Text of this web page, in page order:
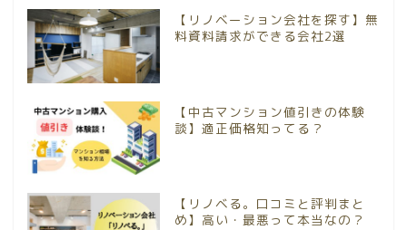
【リノベーション会社を探す】無
料資料請求ができる会社2選
【中古マンション値引きの体験
談】適正価格知ってる？
【リノベる。口コミと評判まと
め】高い・最悪って本当なの？